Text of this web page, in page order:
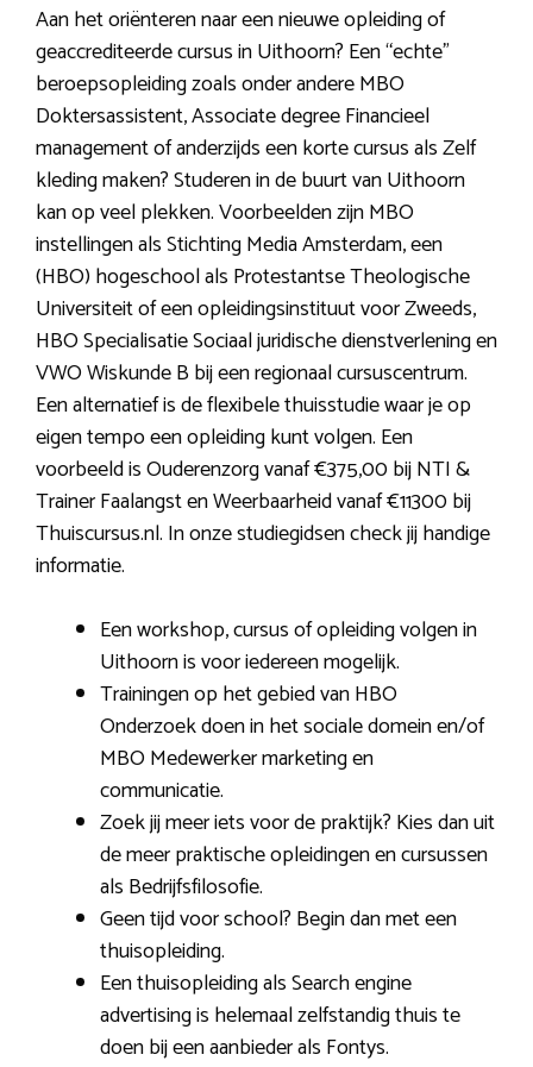
Aan het oriënteren naar een nieuwe opleiding of
geaccrediteerde cursus in Uithoorn? Een “echte”
beroepsopleiding zoals onder andere MBO
Doktersassistent, Associate degree Financieel
management of anderzijds een korte cursus als Zelf
kleding maken? Studeren in de buurt van Uithoorn
kan op veel plekken. Voorbeelden zijn MBO
instellingen als Stichting Media Amsterdam, een
(HBO) hogeschool als Protestantse Theologische
Universiteit of een opleidingsinstituut voor Zweeds,
HBO Specialisatie Sociaal juridische dienstverlening en
VWO Wiskunde B bij een regionaal cursuscentrum.
Een alternatief is de flexibele thuisstudie waar je op
eigen tempo een opleiding kunt volgen. Een
voorbeeld is Ouderenzorg vanaf €375,00 bij NTI &
Trainer Faalangst en Weerbaarheid vanaf €11300 bij
Thuiscursus.nl. In onze studiegidsen check jij handige
informatie.
Een workshop, cursus of opleiding volgen in
Uithoorn is voor iedereen mogelijk.
Trainingen op het gebied van HBO
Onderzoek doen in het sociale domein en/of
MBO Medewerker marketing en
communicatie.
Zoek jij meer iets voor de praktijk? Kies dan uit
de meer praktische opleidingen en cursussen
als Bedrijfsfilosofie.
Geen tijd voor school? Begin dan met een
thuisopleiding.
Een thuisopleiding als Search engine
advertising is helemaal zelfstandig thuis te
doen bij een aanbieder als Fontys.